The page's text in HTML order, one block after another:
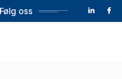
Følg oss